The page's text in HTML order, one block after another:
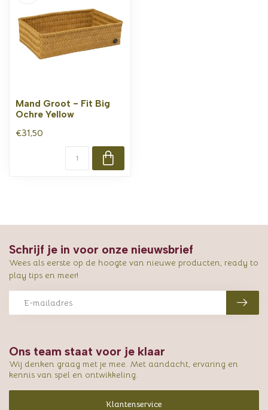
Mand Groot - Fit Big
Ochre Yellow
€31,50
Ons team staat voor je klaar
Wij denken graag met je mee. Met aandacht, ervaring en
kennis van spel en ontwikkeling.
Klantenservice
Schrijf je in voor onze nieuwsbrief
Wees als eerste op de hoogte van nieuwe producten, ready to
play tips en meer!